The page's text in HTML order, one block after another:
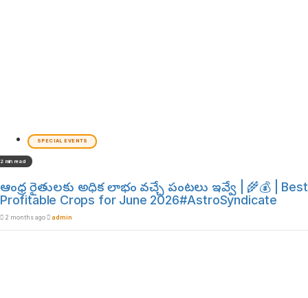
SPECIAL EVENTS
2 min read
ఆంధ్ర రైతులకు అధిక లాభం వచ్చే పంటలు ఇవ్వే | 🌾💰 | Best
Profitable Crops for June 2026#AstroSyndicate
2 months ago admin